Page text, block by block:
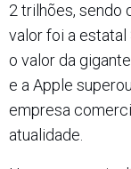
2 trilhões, sendo
valor foi a estatal
o valor da
e a Apple
empresa
atualidade.